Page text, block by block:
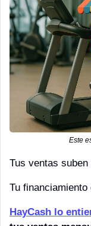
Este
Tus ventas suben
Tu
HayCash lo